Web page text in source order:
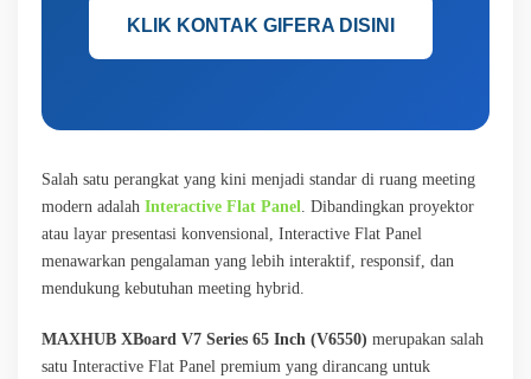
KLIK KONTAK GIFERA DISINI
Salah satu perangkat yang kini menjadi standar di ruang meeting
modern adalah Interactive Flat Panel. Dibandingkan proyektor
atau layar presentasi konvensional, Interactive Flat Panel
menawarkan pengalaman yang lebih interaktif, responsif, dan
mendukung kebutuhan meeting hybrid.
MAXHUB XBoard V7 Series 65 Inch (V6550) merupakan salah
satu Interactive Flat Panel premium yang dirancang untuk